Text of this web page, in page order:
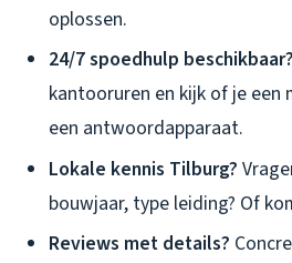
oplossen.
24/7 spoedhulp beschikbaar?
kantooruren en kijk of je
een antwoordapparaat.
Lokale kennis Tilburg?
bouwjaar, type leiding? Of
Reviews met details?